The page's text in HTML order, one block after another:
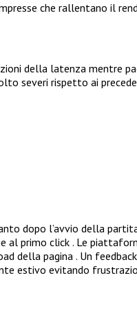
che rallentano il
della latenza mentre
severi rispetto ai
dopo l’avvio della
al primo click . Le
della pagina . Un
estivo evitando